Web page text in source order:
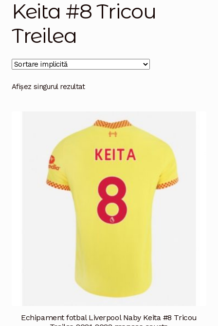
Keita #8 Tricou
Treilea
Afișez singurul rezultat
Echipament fotbal Liverpool Naby Keita #8 Tricou